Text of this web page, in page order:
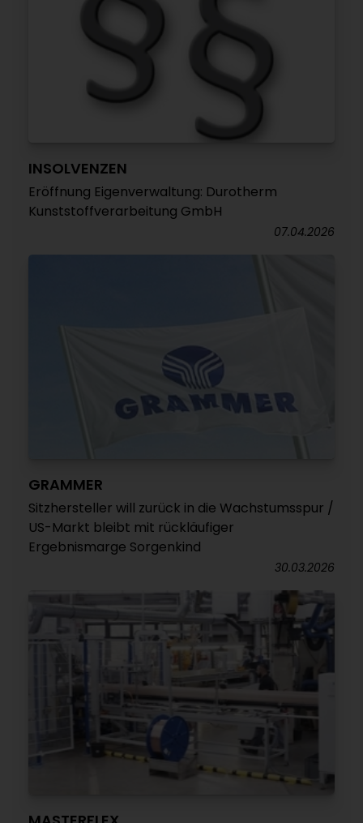
INSOLVENZEN
Eröffnung Eigenverwaltung: Durotherm
Kunststoffverarbeitung GmbH
07.04.2026
GRAMMER
Sitzhersteller will zurück in die Wachstumsspur /
US-Markt bleibt mit rückläufiger
Ergebnismarge Sorgenkind
30.03.2026